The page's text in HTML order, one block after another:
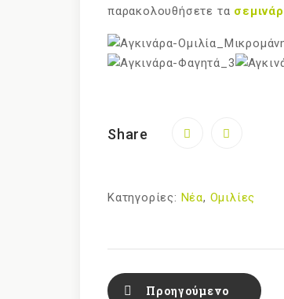
παρακολουθήσετε τα
Share
Κατηγορίες: Νέα, Ομιλίες
Προηγούμενο